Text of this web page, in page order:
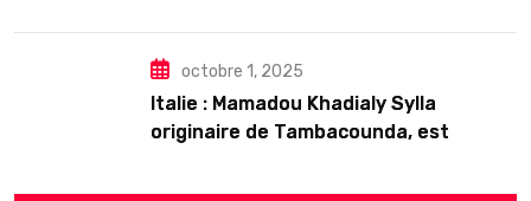
octobre 1, 2025
Italie : Mamadou Khadialy Sylla
originaire de Tambacounda, est
arrestation